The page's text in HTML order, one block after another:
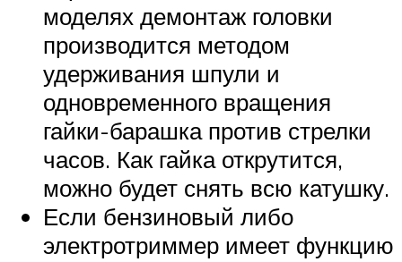
моделях демонтаж головки
производится методом
удерживания шпули и
одновременного вращения
гайки-барашка против стрелки
часов. Как гайка открутится,
можно будет снять всю катушку.
Если бензиновый либо
электротриммер имеет функцию